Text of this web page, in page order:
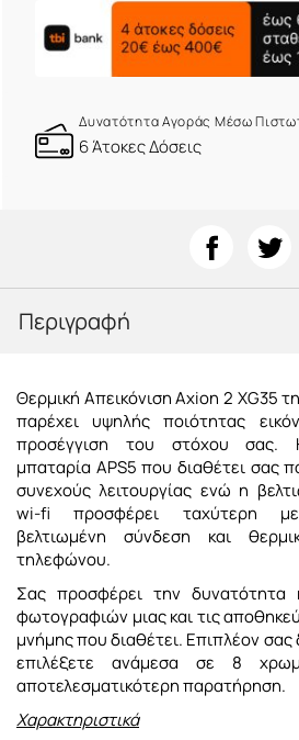
Δυνατότητα Αγοράς Μέσω
6 Άτοκες Δόσεις
Περιγραφή
Θερμική Απεικόνιση Axion 2 XG35
παρέχει υψηλής ποιότητας
προσέγγιση του στόχου σας.
μπαταρία APS5 που διαθέτει σας
συνεχούς λειτουργίας ενώ η
wi-fi προσφέρει ταχύτερη
βελτιωμένη σύνδεση και
τηλεφώνου.
Σας προσφέρει την δυνατότητα
φωτογραφιών μιας και τις
μνήμης που διαθέτει. Επιπλέον σας
επιλέξετε ανάμεσα σε 8
αποτελεσματικότερη παρατήρηση.
Χαρακτηριστικά